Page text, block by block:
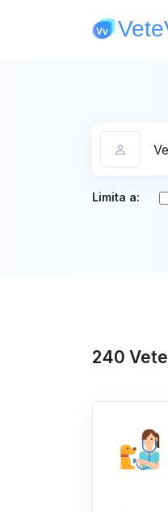
Limita a:
240